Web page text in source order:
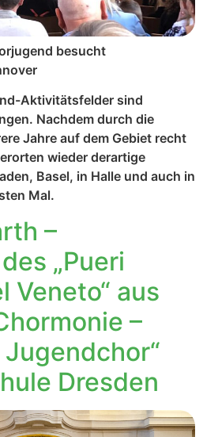
besucht
Aktivitätsfelder sind
Nachdem durch die
Jahre auf dem Gebiet recht
wieder derartige
Basel, in Halle und auch in
Mal.
–
„Pueri
Veneto“ aus
–
Dresden